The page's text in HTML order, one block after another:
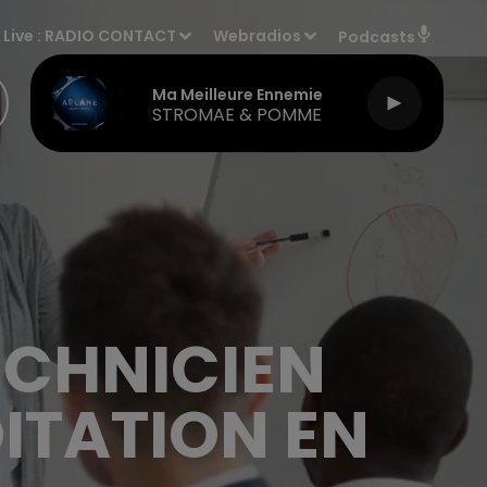
Live : RADIO CONTACT Webradios Podcasts
Ma Meilleure Ennemie
STROMAE & POMME
EN